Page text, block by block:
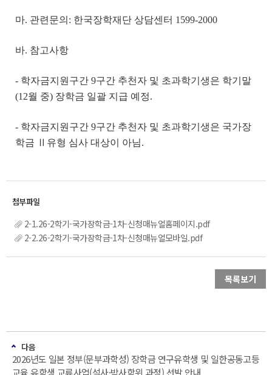
마. 관련문의: 한국장학재단 상담센터 1599-2000
바. 참고사항
- 학자금지원구간 9구간 추천자 및 초과학기생은 학기말
(12월 중) 장학금 일괄 지급 예정.
- 학자금지원구간 9구간 추천자 및 초과학기생은 국가장
학금 Ⅱ유형 심사 대상이 아님.
2-1.26-2학기-국가장학금-1차-신청매뉴얼홈페이지.pdf
2-2.26-2학기-국가장학금-1차-신청매뉴얼모바일.pdf
목록보기
다음
2026년도 일본 정부(문부과학성) 장학금 연구유학생 및 일한공동고등
교육 유학생 교류사업(석사·박사학위 과정) 선발 안내